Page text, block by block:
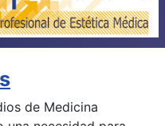
de Medicina